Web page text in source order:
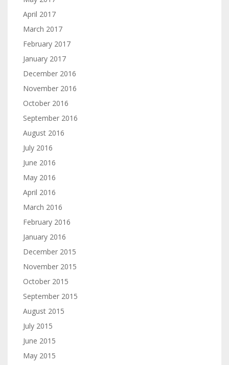
April 2017
March 2017
February 2017
January 2017
December 2016
November 2016
October 2016
September 2016
August 2016
July 2016
June 2016
May 2016
April 2016
March 2016
February 2016
January 2016
December 2015
November 2015
October 2015
September 2015
August 2015
July 2015
June 2015
May 2015